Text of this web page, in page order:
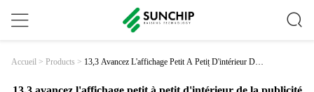
Accueil > Products > 13,3 Avancez L'affichage Petit À Petit D'intérieur De
Au De Magasin D'ascenseur Avec Le LAN De WIFI